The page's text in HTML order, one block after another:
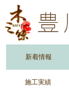
新着情報
施工実績